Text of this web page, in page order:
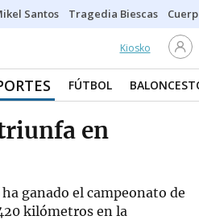
Santos Tragedia Biescas
Kiosko
FÚTBOL
en
ganado el campeonato de
kilómetros en la